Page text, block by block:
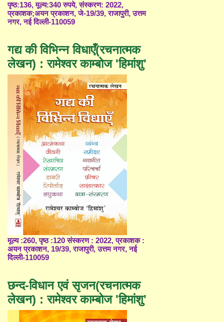
पृष्ठ:136, मूल्य:340 रुपये, संस्करण: 2022,
प्रकाशक;अयन प्रकाशन, जे-19/39, राजापुरी, उत्तम
नगर, नई दिल्ली-110059
गद्य की विभिन्न विधाएँ(रचनात्मक
लेखन) : रामेश्वर काम्बोज 'हिमांशु'
मूल्य :260, पृष्ठ :120 संस्करण : 2022, प्रकाशक :
अयन प्रकाशन, 19/39, राजापुरी, उत्तम नगर, नई
दिल्ली-110059
छन्द-विधान एवं सृजन(रचनात्मक
लेखन) : रामेश्वर काम्बोज 'हिमांशु'